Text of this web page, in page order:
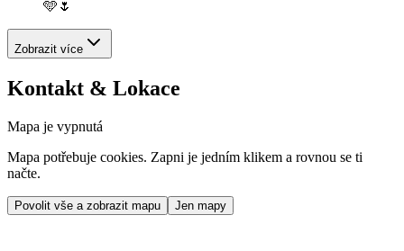
🩵🌷
Zobrazit více
Kontakt & Lokace
Mapa je vypnutá
Mapa potřebuje cookies. Zapni je jedním klikem a rovnou se ti
načte.
Povolit vše a zobrazit mapu Jen mapy